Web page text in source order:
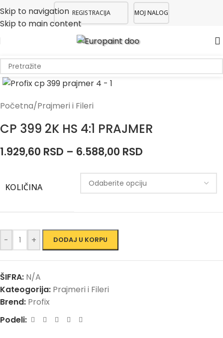
Skip to navigation
Skip to main content
REGISTRACIJA MOJ NALOG
Početna/Prajmeri i Fileri
CP 399 2K HS 4:1 PRAJMER
1.929,60 RSD – 6.588,00 RSD
KOLIČINA
- + DODAJ U KORPU
ŠIFRA: N/A
Kateogorija: Prajmeri i Fileri
Brend: Profix
Podeli: